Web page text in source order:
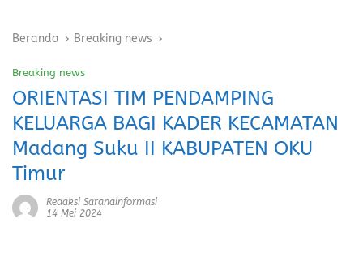
Beranda Breaking news
Breaking news
ORIENTASI TIM PENDAMPING
KELUARGA BAGI KADER KECAMATAN
Madang Suku II KABUPATEN OKU
Timur
Redaksi Saranainformasi
14 Mei 2024